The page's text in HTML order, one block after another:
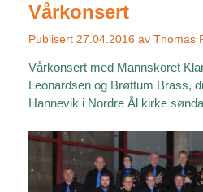
Vårkonsert
Publisert 27.04.2016 av Thomas
Vårkonsert med Mannskoret
Leonardsen og Brøttum Brass,
Hannevik i Nordre Ål kirke